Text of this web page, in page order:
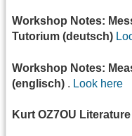
Workshop Notes:
Tutorium (deutsch)
Workshop Notes:
(englisch) . Look here
Kurt OZ7OU